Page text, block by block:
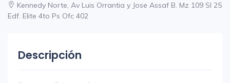
Kennedy Norte, Av Luis Orrantia y Jose Assaf B. Mz 109 Sl 25
Edf. Elite 4to Ps Ofc 402
Descripción